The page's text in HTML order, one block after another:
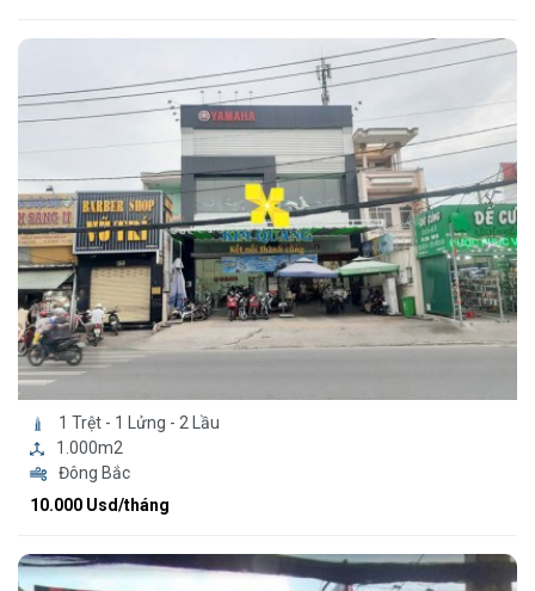
1 Trệt - 1 Lửng - 2 Lầu
1.000m2
Đông Bắc
10.000 Usd/tháng